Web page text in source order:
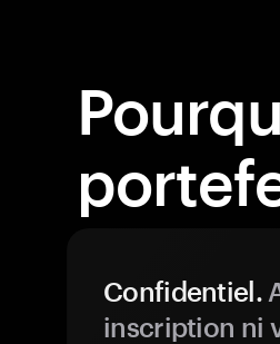
Confidentiel.
inscription ni